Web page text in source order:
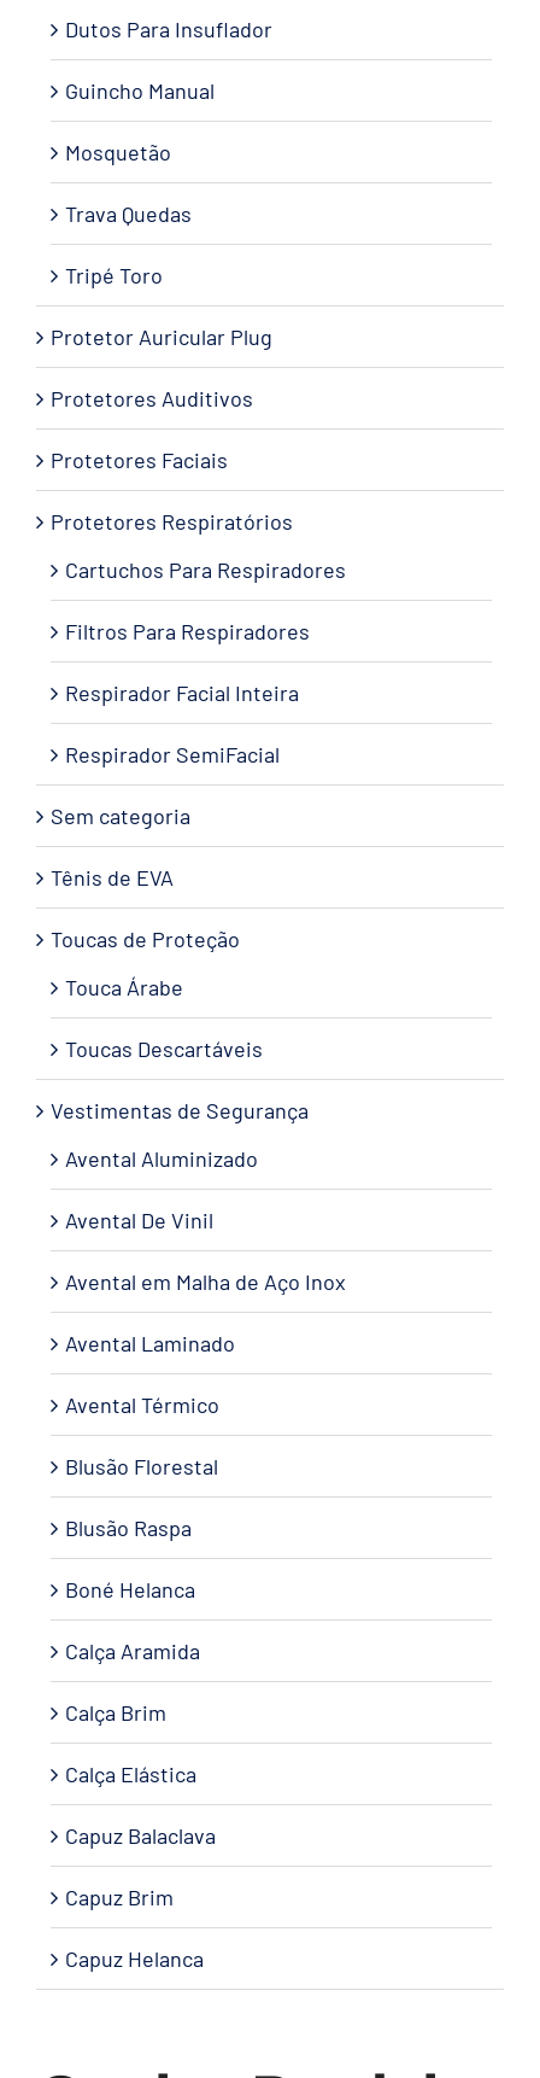
Dutos Para Insuflador
Guincho Manual
Mosquetão
Trava Quedas
Tripé Toro
Protetor Auricular Plug
Protetores Auditivos
Protetores Faciais
Protetores Respiratórios
Cartuchos Para Respiradores
Filtros Para Respiradores
Respirador Facial Inteira
Respirador SemiFacial
Sem categoria
Tênis de EVA
Toucas de Proteção
Touca Árabe
Toucas Descartáveis
Vestimentas de Segurança
Avental Aluminizado
Avental De Vinil
Avental em Malha de Aço Inox
Avental Laminado
Avental Térmico
Blusão Florestal
Blusão Raspa
Boné Helanca
Calça Aramida
Calça Brim
Calça Elástica
Capuz Balaclava
Capuz Brim
Capuz Helanca